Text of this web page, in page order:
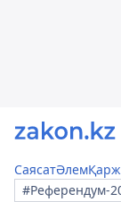
СаясатӘлем
#Референдум-